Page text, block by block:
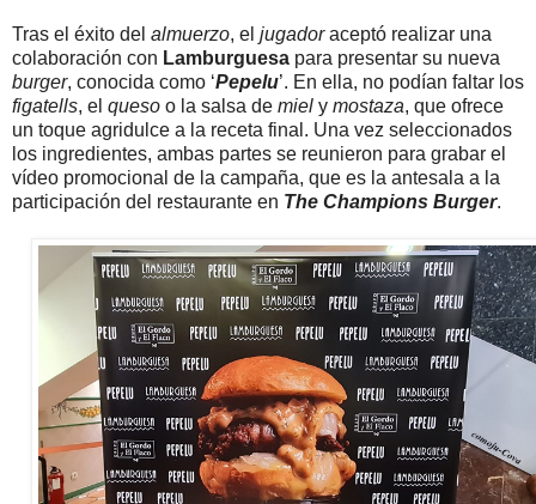
Tras el éxito del almuerzo, el jugadoraceptó realizar una
colaboración con Lamburguesa para presentar su nueva
burger, conocida como ‘Pepelu’. En ella, no podían faltar los
figatells, el queso o la salsa de miel y mostaza, que ofrece
un toque agridulce a la receta final. Una vez seleccionados
los ingredientes, ambas partes se reunieron para grabar el
vídeo promocional de la campaña, que es la antesala a la
participación del restaurante en The Champions Burger.